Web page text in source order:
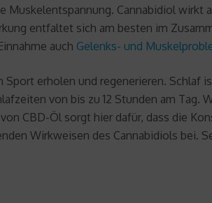
Cannabidiol wirkt
entfaltet sich am besten im
auch Gelenks- und
erholen und regenerieren.
von bis zu 12 Stunden am
CBD-Öl sorgt hier dafür, dass die
Wirkweisen des Cannabidiols bei.